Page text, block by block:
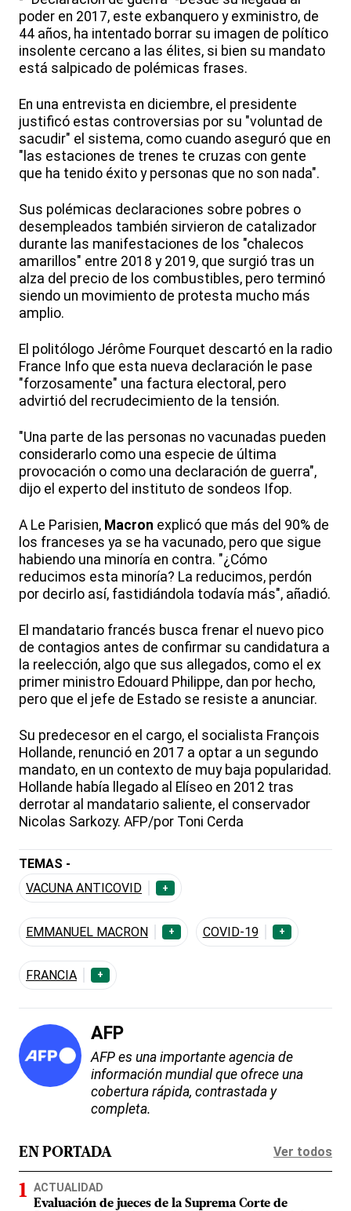
poder en 2017, este exbanquero y exministro, de
44 años, ha intentado borrar su imagen de político
insolente cercano a las élites, si bien su mandato
está salpicado de polémicas frases.
En una entrevista en diciembre, el presidente
justificó estas controversias por su "voluntad de
sacudir" el sistema, como cuando aseguró que en
"las estaciones de trenes te cruzas con gente
que ha tenido éxito y personas que no son nada".
Sus polémicas declaraciones sobre pobres o
desempleados también sirvieron de catalizador
durante las manifestaciones de los "chalecos
amarillos" entre 2018 y 2019, que surgió tras un
alza del precio de los combustibles, pero terminó
siendo un movimiento de protesta mucho más
amplio.
El politólogo Jérôme Fourquet descartó en la radio
France Info que esta nueva declaración le pase
"forzosamente" una factura electoral, pero
advirtió del recrudecimiento de la tensión.
"Una parte de las personas no vacunadas pueden
considerarlo como una especie de última
provocación o como una declaración de guerra",
dijo el experto del instituto de sondeos Ifop.
A Le Parisien, Macron explicó que más del 90% de
los franceses ya se ha vacunado, pero que sigue
habiendo una minoría en contra. "¿Cómo
reducimos esta minoría? La reducimos, perdón
por decirlo así, fastidiándola todavía más", añadió.
El mandatario francés busca frenar el nuevo pico
de contagios antes de confirmar su candidatura a
la reelección, algo que sus allegados, como el ex
primer ministro Edouard Philippe, dan por hecho,
pero que el jefe de Estado se resiste a anunciar.
Su predecesor en el cargo, el socialista François
Hollande, renunció en 2017 a optar a un segundo
mandato, en un contexto de muy baja popularidad.
Hollande había llegado al Elíseo en 2012 tras
derrotar al mandatario saliente, el conservador
Nicolas Sarkozy. AFP/por Toni Cerda
TEMAS -
VACUNA ANTICOVID
+
EMMANUEL MACRON + COVID-19 +
FRANCIA +
AFP
AFP es una importante agencia de
información mundial que ofrece una
cobertura rápida, contrastada y
completa.
EN PORTADA Ver todos
ACTUALIDAD
Evaluación de jueces de la Suprema Corte de